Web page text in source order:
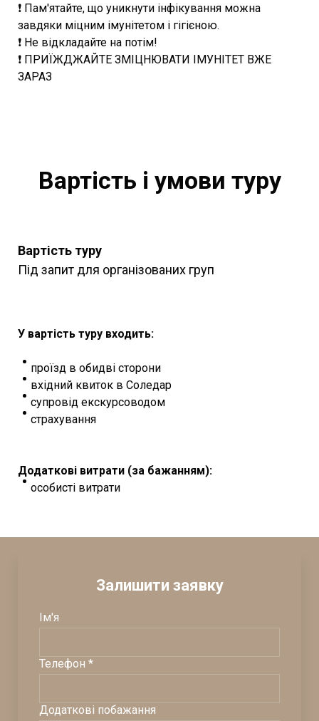
❗️ Пам'ятайте, що уникнути інфікування можна
завдяки міцним імунітетом і гігієною.
❗️ Не відкладайте на потім!
❗️ ПРИЇЖДЖАЙТЕ ЗМІЦНЮВАТИ ІМУНІТЕТ ВЖЕ
ЗАРАЗ
Вартість і умови туру
Вартість туру
Під запит для організованих груп
У вартість туру входить:
проїзд в обидві сторони
вхідний квиток в Соледар
супровід екскурсоводом
страхування
Додаткові витрати (за бажанням):
особисті витрати
Залишити заявку
Ім'я
Телефон *
Додаткові побажання